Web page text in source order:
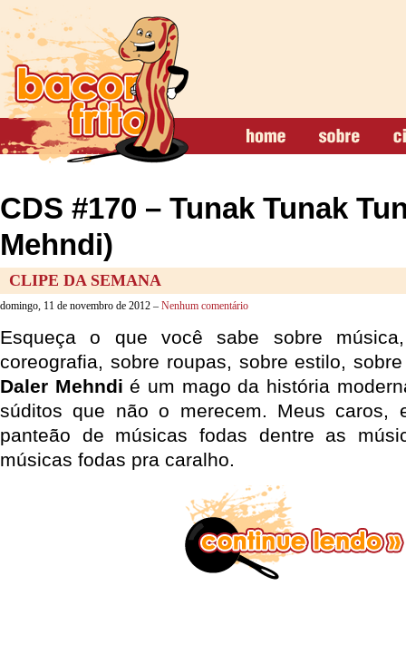
CDS #170 – Tunak Tunak
Mehndi)
CLIPE DA SEMANA
domingo, 11 de novembro de 2012 – Nenhum comentário
Esqueça o que você sabe sobre
coreografia, sobre roupas, sobre estilo,
Daler Mehndi é um mago da história
súditos que não o merecem. Meus caros,
panteão de músicas fodas dentre as
músicas fodas pra caralho.